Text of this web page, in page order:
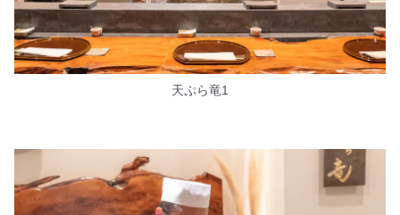
天ぷら竜1